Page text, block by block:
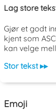
Lag store
Gjør et godt
kjent som
kan velge
Stor tekst ▸▸
Emoji